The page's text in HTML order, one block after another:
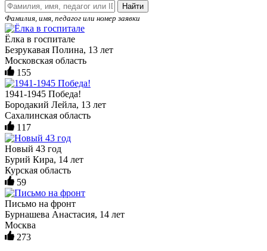
Найти
Фамилия, имя, педагог или номер заявки
Ёлка в госпитале
Безрукавая Полина, 13 лет
Московская область
155
1941-1945 Победа!
Бородакий Лейла, 13 лет
Сахалинская область
117
Новый 43 год
Бурий Кира, 14 лет
Курская область
59
Письмо на фронт
Бурнашева Анастасия, 14 лет
Москва
273